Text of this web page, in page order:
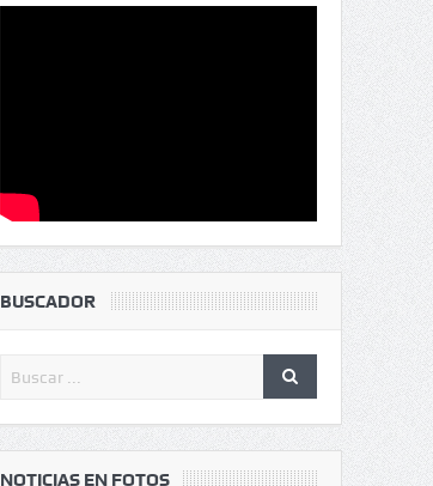
BUSCADOR
NOTICIAS EN FOTOS